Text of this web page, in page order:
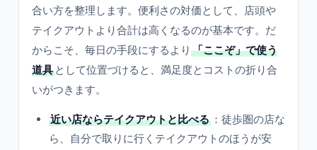
合い方を整理します。便利さの対価として、店頭や
テイクアウトより合計は高くなるのが基本です。だ
からこそ、毎日の手段にするより 「ここぞ」で使う
道具 として位置づけると、満足度とコストの折り合
いがつきます。
近い店ならテイクアウトと比べる ：徒歩圏の店な
ら、自分で取りに行くテイクアウトのほうが安